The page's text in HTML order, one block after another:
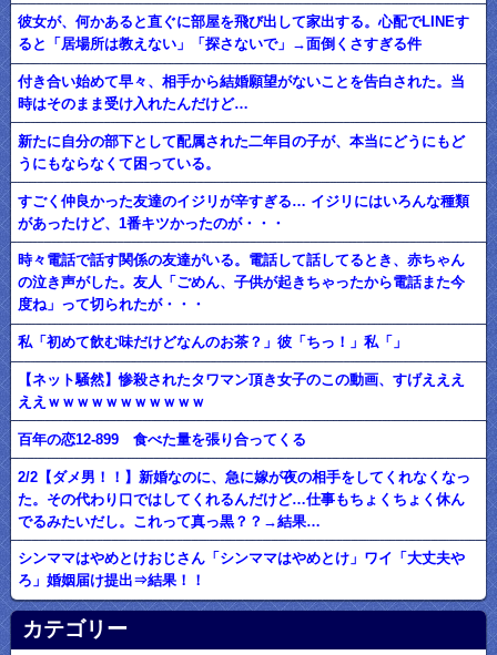
彼女が、何かあると直ぐに部屋を飛び出して家出する。心配でLINEす
ると「居場所は教えない」「探さないで」→面倒くさすぎる件
付き合い始めて早々、相手から結婚願望がないことを告白された。当
時はそのまま受け入れたんだけど…
新たに自分の部下として配属された二年目の子が、本当にどうにもど
うにもならなくて困っている。
すごく仲良かった友達のイジリが辛すぎる… イジリにはいろんな種類
があったけど、1番キツかったのが・・・
時々電話で話す関係の友達がいる。電話して話してるとき、赤ちゃん
の泣き声がした。友人「ごめん、子供が起きちゃったから電話また今
度ね」って切られたが・・・
私「初めて飲む味だけどなんのお茶？」彼「ちっ！」私「」
【ネット騒然】惨殺されたタワマン頂き女子のこの動画、すげえええ
ええｗｗｗｗｗｗｗｗｗｗｗ
百年の恋12-899 食べた量を張り合ってくる
2/2【ダメ男！！】新婚なのに、急に嫁が夜の相手をしてくれなくなっ
た。その代わり口ではしてくれるんだけど…仕事もちょくちょく休ん
でるみたいだし。これって真っ黒？？→結果…
シンママはやめとけおじさん「シンママはやめとけ」ワイ「大丈夫や
ろ」婚姻届け提出⇒結果！！
カテゴリー